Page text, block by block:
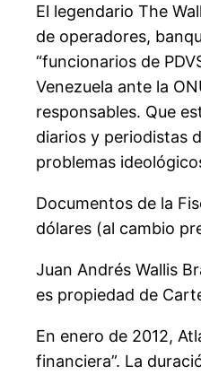
El legendario The
de operadores,
“funcionarios de
Venezuela ante la
responsables. Que
diarios y periodistas
problemas
Documentos de la
dólares (al cambio
Juan Andrés Wallis
es propiedad de
En enero de 2012,
financiera”. La